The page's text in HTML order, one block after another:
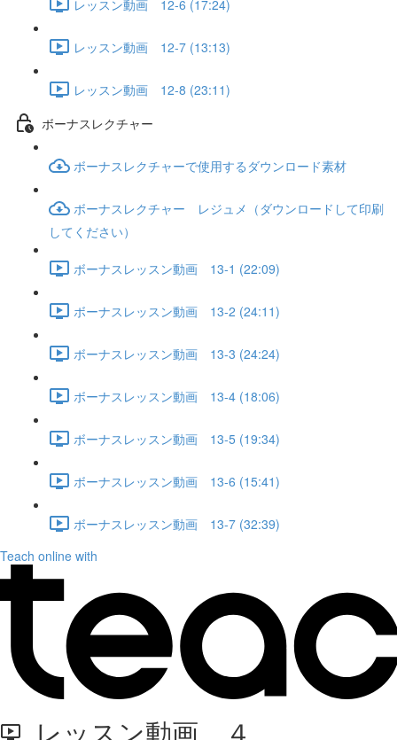
レッスン動画 12-6 (17:24)
レッスン動画 12-7 (13:13)
レッスン動画 12-8 (23:11)
ボーナスレクチャー
ボーナスレクチャーで使用するダウンロード素材
ボーナスレクチャー レジュメ（ダウンロードして印刷
してください）
ボーナスレッスン動画 13-1 (22:09)
ボーナスレッスン動画 13-2 (24:11)
ボーナスレッスン動画 13-3 (24:24)
ボーナスレッスン動画 13-4 (18:06)
ボーナスレッスン動画 13-5 (19:34)
ボーナスレッスン動画 13-6 (15:41)
ボーナスレッスン動画 13-7 (32:39)
Teach online with
レッスン動画 ４